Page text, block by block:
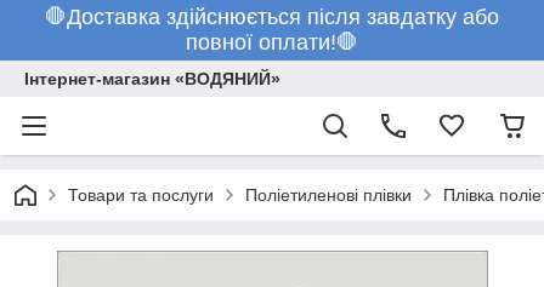
🛑Доставка здійснюється після завдатку або
повної оплати!🛑
Інтернет-магазин «ВОДЯНИЙ»
Товари та послуги Поліетиленові плівки Плівка